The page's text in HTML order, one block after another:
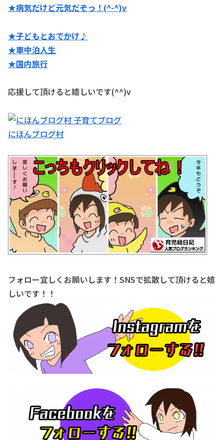
★病気だけど元気だぞっ！(^-^)v
★子どもとおでかけ♪
★車中泊人生
★国内旅行
応援して頂けると嬉しいです(^^)v
にほんブログ村
フォロー宜しくお願いします！SNSで拡散して頂けると嬉
しいです！！